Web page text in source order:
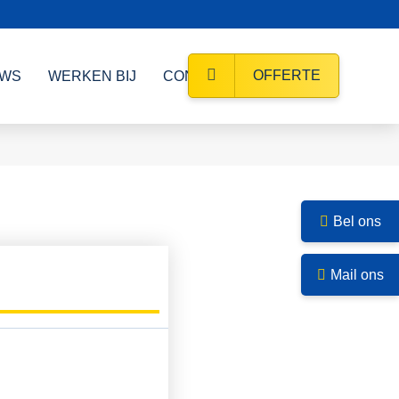
WERKEN BIJ CONTACT OFFERTE
Bel ons
Mail ons